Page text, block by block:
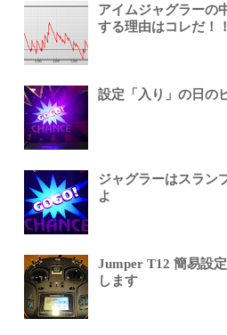
アイムジャグラーの
する理由はコレだ！！
設定「入り」の日の
ジャグラーはスラン
よ
Jumper T12 簡易設
します